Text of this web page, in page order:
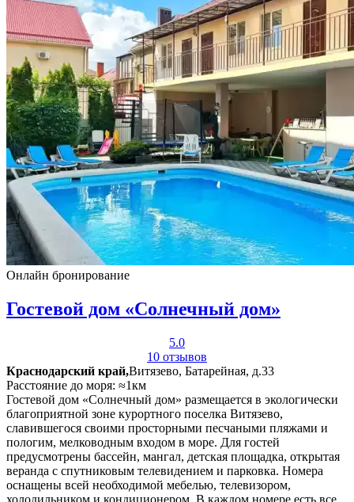
Онлайн бронирование
Гостевой дом «Солнечный дом»
5.0
10 отзывов
Краснодарский край,Витязево, Батарейная, д.33
Расстояние до моря: ≈1км
Гостевой дом «Солнечный дом» размещается в экологически
благоприятной зоне курортного поселка Витязево,
славившегося своими просторными песчаными пляжами и
пологим, мелководным входом в море. Для гостей
предусмотрены бассейн, мангал, детская площадка, открытая
веранда с спутниковым телевидением и парковка. Номера
оснащены всей необходимой мебелью, телевизором,
холодильником и кондиционером. В каждом номере есть все